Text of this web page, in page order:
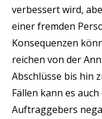
verbessert wird,
einer fremden
Konsequenzen
reichen von der
Abschlüsse bis hin
Fällen kann es
Auftraggebers